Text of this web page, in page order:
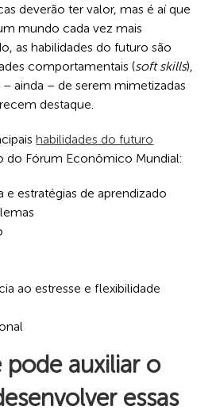
deverão ter valor, mas é aí que
mundo cada vez mais
as habilidades do futuro são
comportamentais (soft skills),
ainda – de serem mimetizadas
destaque.
habilidades do futuro
do Fórum Econômico Mundial:
e estratégias de aprendizado
ao estresse e flexibilidade
auxiliar o
essas